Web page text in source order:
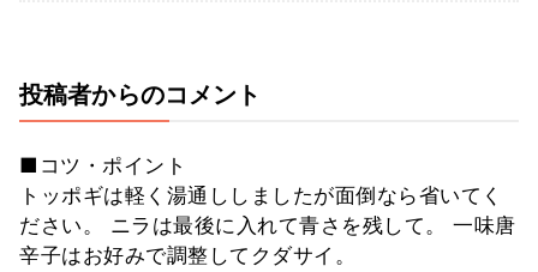
投稿者からのコメント
■コツ・ポイント
トッポギは軽く湯通ししましたが面倒なら省いてく
ださい。 ニラは最後に入れて青さを残して。 一味唐
辛子はお好みで調整してクダサイ。